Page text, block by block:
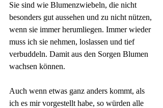
Sie sind wie Blumenzwiebeln, die nicht
besonders gut aussehen und zu nicht nützen,
wenn sie immer herumliegen. Immer wieder
muss ich sie nehmen, loslassen und tief
verbuddeln. Damit aus den Sorgen Blumen
wachsen können.
Auch wenn etwas ganz anders kommt, als
ich es mir vorgestellt habe, so würden alle